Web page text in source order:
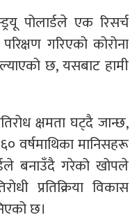
पोलार्डले एक रिसर्च
गरिएको कोरोना
छ, यसबाट हामी
क्षमता घट्दै जान्छ,
वर्षमाथिका मानिसहरू
बनाउँदै गरेको खोपले
प्रतिक्रिया विकास
छ।